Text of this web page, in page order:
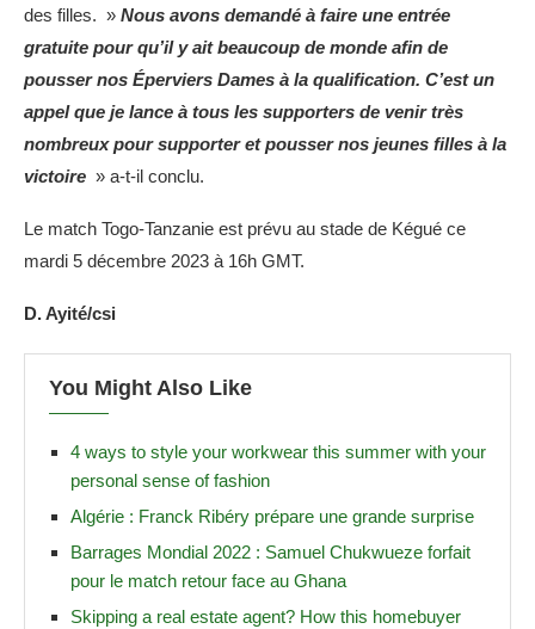
des filles. » Nous avons demandé à faire une entrée
gratuite pour qu’il y ait beaucoup de monde afin de
pousser nos Éperviers Dames à la qualification. C’est un
appel que je lance à tous les supporters de venir très
nombreux pour supporter et pousser nos jeunes filles à la
victoire » a-t-il conclu.
Le match Togo-Tanzanie est prévu au stade de Kégué ce
mardi 5 décembre 2023 à 16h GMT.
D. Ayité/csi
You Might Also Like
4 ways to style your workwear this summer with your
personal sense of fashion
Algérie : Franck Ribéry prépare une grande surprise
Barrages Mondial 2022 : Samuel Chukwueze forfait
pour le match retour face au Ghana
Skipping a real estate agent? How this homebuyer